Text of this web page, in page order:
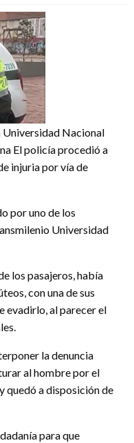
Universidad Nacional
El policía procedió a
injuria por vía de
por uno de los
Universidad
los pasajeros, había
con una de sus
evadirlo, al parecer el
la denuncia
al hombre por el
quedó a disposición de
para que